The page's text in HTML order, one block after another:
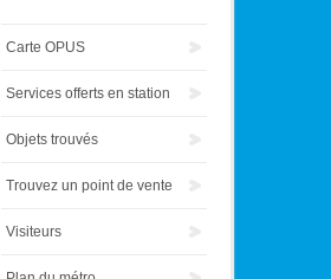
Carte OPUS
Services offerts en station
Objets trouvés
Trouvez un point de vente
Visiteurs